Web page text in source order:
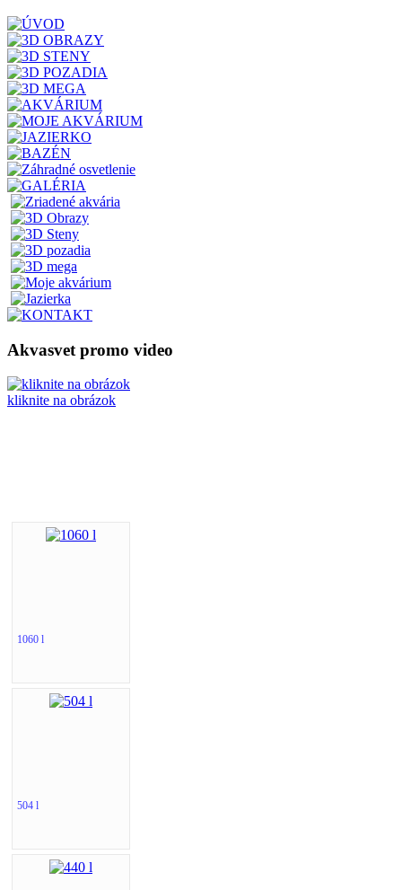
Akvasvet promo video
kliknite na obrázok
1060 l
504 l